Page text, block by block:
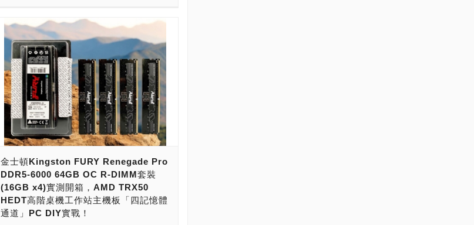
DIMM套裝(32GB x8)記憶體模組，接下來就
讓我們來揭開它神祕的面紗。 ----------------- --
--------------- 威剛科技英文品牌名字為
ADATA，由創辦人陳立白，創立於2001年5月
4日。威剛旗下知名品牌，還有電競品牌
XPG，英文全名為XTREME
PERFORMANCE GEAR，為2018年創立。
去年2025年，則推出了企業級存儲品牌
TRUSTA，正式進軍企業市場，專注於AI伺服
器與資料中心市場，英文全名為TRUST
ADATA，意思是以信賴為本。 威剛科技
ADATA，是我們台灣本土最大的品牌記憶儲存
業者，產品以Made In Taiwan台灣製造為主。
2025全年合併營收達新台幣530.87億元，年增
32.13%，創下歷史新高。公司獲利能力驚
256GB。 這樣的PCIe 5.0 x16擴充槽限制，
以及記憶體容量最大的限制，導致要玩AI的
話，無法跑得順本地端大參數的大模型或超大
模型，頂多只跑得動1.5B（15億參數，小模
型）、7B（70億參數，小模型），8B（80億
參數，小模型），14B（140億參數，中模
型），32B（320億參數，中模型），根本無
法跑得順70B（700億參數，大模型），也跑
不動671B（6,710億參數，超大模型）。 無論
你要玩Open AI、DeepSeek、Google或Meta
科技巨擘AI，在本地端跑得順32B（320億參
數，中模型）、70B（700億參數，大模型）
的話，除了必須要搭配NVIDIA或AMD高階顯
示卡、加速卡，便宜的用消費級GeForce RTX
5080、5090顯示卡，高階的用NVIDIA H100
80GB、H100 NVL 94GB、H200/H200 NVL
平台！ 新的處理器，研發代號叫做Sapphire
Rapids，正式的名稱就做Intel第四代Xeon
Scalable處理器。Intel也推出了工作站的版
本，研發代號叫做Sapphire Rapids-WS，處
理器的名稱叫做Intel Xeon W-2400與W-3400
系列處理器，搭配的是Intel W790晶片組主機
板，提供新一代的DDR5、PCIe 5.0的架構，
以及Xeon W-2400最高24核心48執行緒與W-
3400最高56核心112執行緒的戰鬥力。 然而，
要驅動這樣的工作站處理器，一定需要一張絕
強至猛的主機板。今天，我們就來看看技鋼所
設計開發的MW83-RP0主機板，一起來揭開它
神祕的面紗吧！ ----------------- -----------------
隨著電腦平台的持續推陳出新，對於處理器、
擴充能力要求比較高的工作站平台，也迎來了
新的改朝換代。 高階桌機的市場競爭非常激
金士頓Kingston FURY Renegade Pro
DDR5-6000 64GB OC R-DIMM套裝
(16GB x4)實測開箱，AMD TRX50
HEDT高階桌機工作站主機板「四記憶體
通道」PC DIY實戰！